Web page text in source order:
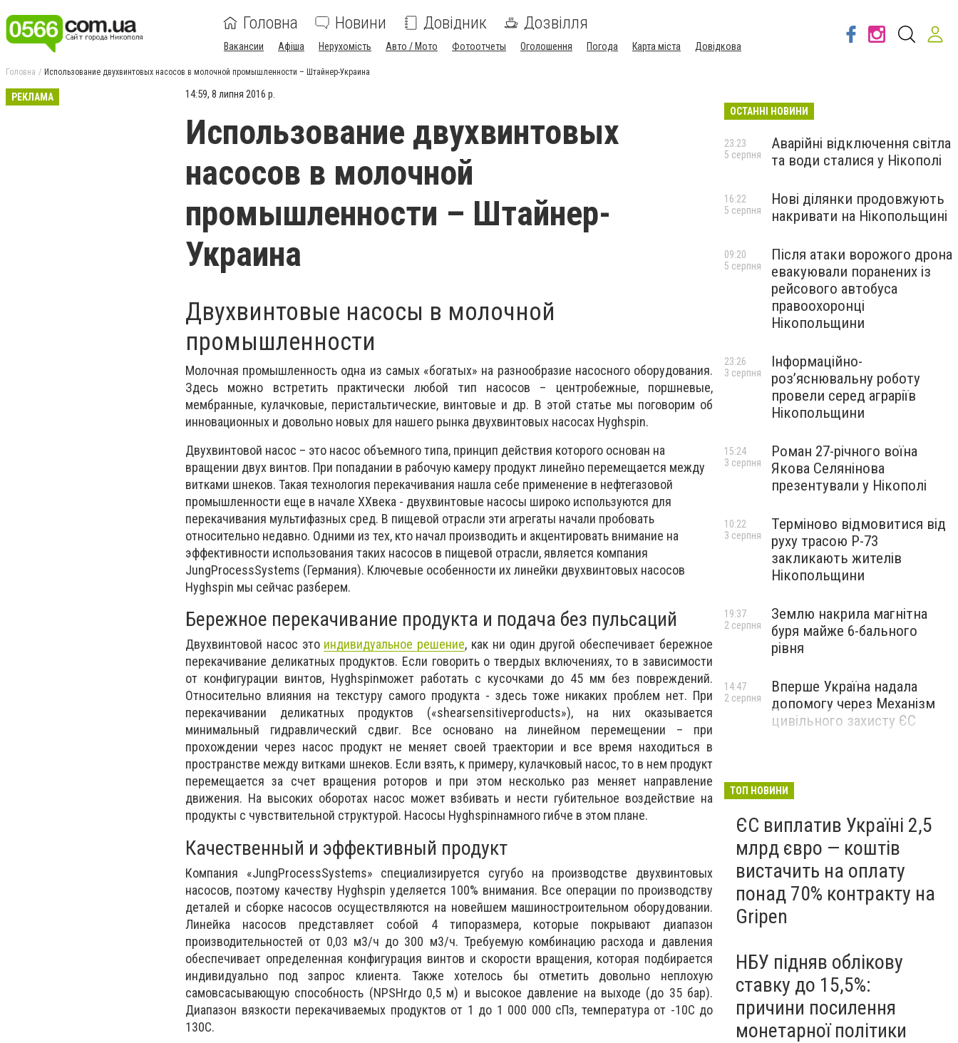
Головна Новини Довідник Дозвілля
Вакансии Афіша Нерухомість Авто / Мото Фотоотчеты Оголошення Погода Карта міста Довідкова
Головна Использование двухвинтовых насосов в молочной промышленности – Штайнер-Украина
РЕКЛАМА 14:59, 8 липня 2016 р.
Использование двухвинтовых
насосов в молочной
промышленности – Штайнер-
Украина
Двухвинтовые насосы в молочной
промышленности
Молочная промышленность одна из самых «богатых» на разнообразие насосного оборудования.
Здесь можно встретить практически любой тип насосов – центробежные, поршневые,
мембранные, кулачковые, перистальтические, винтовые и др. В этой статье мы поговорим об
инновационных и довольно новых для нашего рынка двухвинтовых насосах Hyghspin.
Двухвинтовой насос – это насос объемного типа, принцип действия которого основан на
вращении двух винтов. При попадании в рабочую камеру продукт линейно перемещается между
витками шнеков. Такая технология перекачивания нашла себе применение в нефтегазовой
промышленности еще в начале XXвека - двухвинтовые насосы широко используются для
перекачивания мультифазных сред. В пищевой отрасли эти агрегаты начали пробовать
относительно недавно. Одними из тех, кто начал производить и акцентировать внимание на
эффективности использования таких насосов в пищевой отрасли, является компания
JungProcessSystems (Германия). Ключевые особенности их линейки двухвинтовых насосов
Hyghspin мы сейчас разберем.
Бережное перекачивание продукта и подача без пульсаций
Двухвинтовой насос это индивидуальное решение, как ни один другой обеспечивает бережное
перекачивание деликатных продуктов. Если говорить о твердых включениях, то в зависимости
от конфигурации винтов, Hyghspinможет работать с кусочками до 45 мм без повреждений.
Относительно влияния на текстуру самого продукта - здесь тоже никаких проблем нет. При
перекачивании деликатных продуктов («shearsensitiveproducts»), на них оказывается
минимальный гидравлический сдвиг. Все основано на линейном перемещении – при
прохождении через насос продукт не меняет своей траектории и все время находиться в
пространстве между витками шнеков. Если взять, к примеру, кулачковый насос, то в нем продукт
перемещается за счет вращения роторов и при этом несколько раз меняет направление
движения. На высоких оборотах насос может взбивать и нести губительное воздействие на
продукты с чувствительной структурой. Насосы Hyghspinнамного гибче в этом плане.
Качественный и эффективный продукт
Компания «JungProcessSystems» специализируется сугубо на производстве двухвинтовых
насосов, поэтому качеству Hyghspin уделяется 100% внимания. Все операции по производству
деталей и сборке насосов осуществляются на новейшем машиностроительном оборудовании.
Линейка насосов представляет собой 4 типоразмера, которые покрывают диапазон
производительностей от 0,03 м3/ч до 300 м3/ч. Требуемую комбинацию расхода и давления
обеспечивает определенная конфигурация винтов и скорости вращения, которая подбирается
индивидуально под запрос клиента. Также хотелось бы отметить довольно неплохую
самовсасывающую способность (NPSHrдо 0,5 м) и высокое давление на выходе (до 35 бар).
Диапазон вязкости перекачиваемых продуктов от 1 до 1 000 000 сПз, температура от -10С до
130С.
ОСТАННІ НОВИНИ
Аварійні відключення світла
та води сталися у Нікополі
23:23
5 серпня
Нові ділянки продовжують
накривати на Нікопольщині
16:22
5 серпня
Після атаки ворожого дрона
евакуювали поранених із
рейсового автобуса
правоохоронці
Нікопольщини
09:20
5 серпня
Інформаційно-
роз’яснювальну роботу
провели серед аграріїв
Нікопольщини
23:26
3 серпня
Роман 27-річного воїна
Якова Селянінова
презентували у Нікополі
15:24
3 серпня
Терміново відмовитися від
руху трасою Р-73
закликають жителів
Нікопольщини
10:22
3 серпня
Землю накрила магнітна
буря майже 6-бального
рівня
19:37
2 серпня
Вперше Україна надала
допомогу через Механізм
цивільного захисту ЄС
14:47
2 серпня
ТОП НОВИНИ
ЄС виплатив Україні 2,5
млрд євро — коштів
вистачить на оплату
понад 70% контракту на
Gripen
НБУ підняв облікову
ставку до 15,5%:
причини посилення
монетарної політики